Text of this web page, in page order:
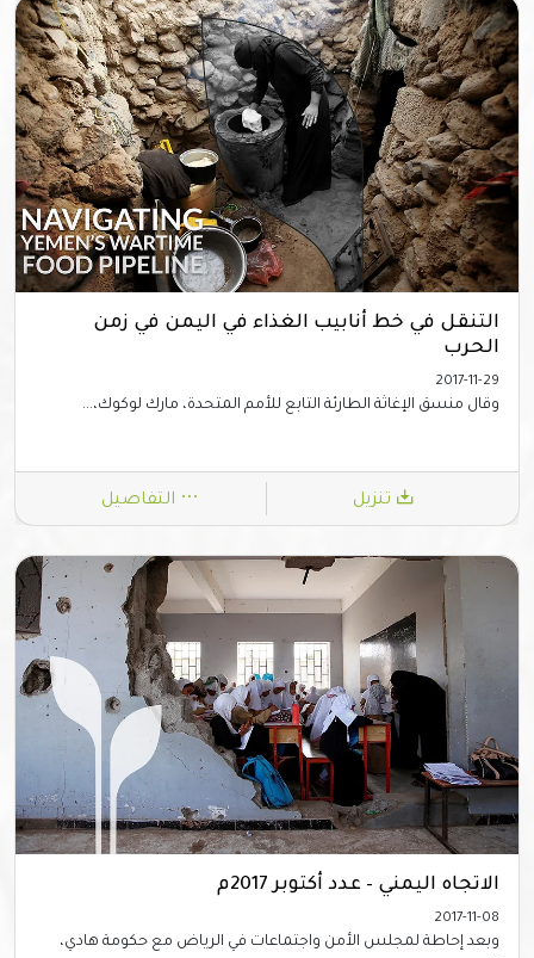
التنقل في خط أنابيب الغذاء في اليمن في زمن
الحرب
2017-11-29
وقال منسق الإغاثة الطارئة التابع للأمم المتحدة، مارك لوكوك،...
تنزيل التفاصيل
الاتجاه اليمني – عدد أكتوبر 2017م
2017-11-08
وبعد إحاطة لمجلس الأمن واجتماعات في الرياض مع حكومة هادي،